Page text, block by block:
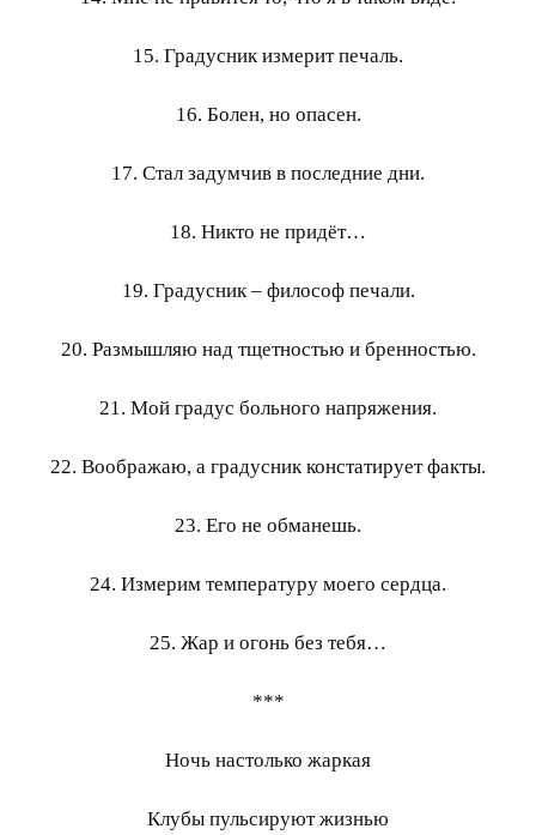
15. Градусник измерит печаль.
16. Болен, но опасен.
17. Стал задумчив в последние дни.
18. Никто не придёт…
19. Градусник – философ печали.
20. Размышляю над тщетностью и бренностью.
21. Мой градус больного напряжения.
22. Воображаю, а градусник констатирует факты.
23. Его не обманешь.
24. Измерим температуру моего сердца.
25. Жар и огонь без тебя…
***
Ночь настолько жаркая
Клубы пульсируют жизнью